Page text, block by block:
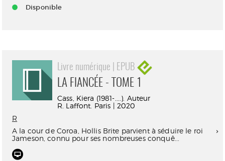
Disponible
Livre numérique | EPUB
LA FIANCÉE - TOME 1
Cass, Kiera (1981-....). Auteur
R. Laffont. Paris | 2020
R
A la cour de Coroa, Hollis Brite parvient à séduire le roi
Jameson, connu pour ses nombreuses conquê...